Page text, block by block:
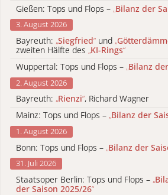
Gießen: Tops und Flops – „Bilanz der
3. August 2026
Bayreuth: „Siegfried“ und „
zweiten Hälfte des „KI-Rings“
Wuppertal: Tops und Flops – „Bilanz
2. August 2026
Bayreuth: „Rienzi“, Richard Wagner
Mainz: Tops und Flops – „Bilanz der
1. August 2026
Bonn: Tops und Flops – „Bilanz der
31. Juli 2026
Staatsoper Berlin: Tops und Flops – „
der Saison 2025/26“